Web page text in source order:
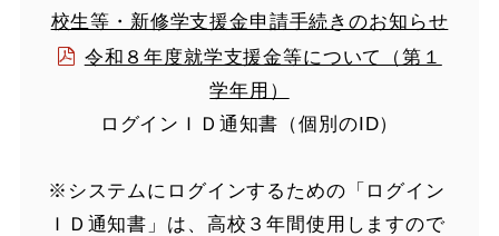
校生等・新修学支援金申請手続きのお知らせ
令和８年度就学支援金等について（第１
学年用）
ログインＩＤ通知書（個別のID）
※システムにログインするための「ログイン
ＩＤ通知書」は、高校３年間使用しますので